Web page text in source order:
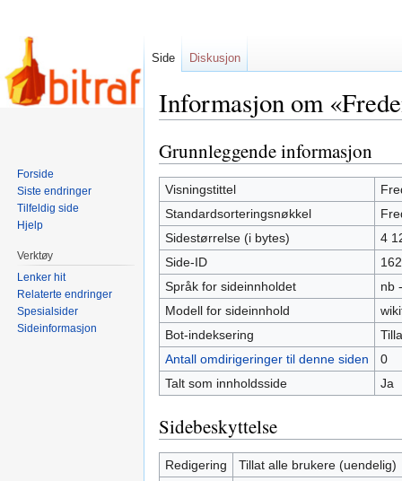
Informasjon om
Hopp
til
navigering
Hopp
til
søk
Grunnleggende informasjon
Visningstittel
Standardsorteringsnøkkel
Sidestørrelse (i bytes)
4
Side-ID
Språk for sideinnholdet
nb
Modell for sideinnhold
Bot-indeksering
Antall omdirigeringer til denne siden
0
Talt som innholdsside
Ja
Sidebeskyttelse
Redigering
Tillat alle brukere (uendelig)
Side Diskusjon
Forside
Siste endringer
Tilfeldig side
Hjelp
Verktøy
Lenker hit
Relaterte endringer
Spesialsider
Sideinformasjon